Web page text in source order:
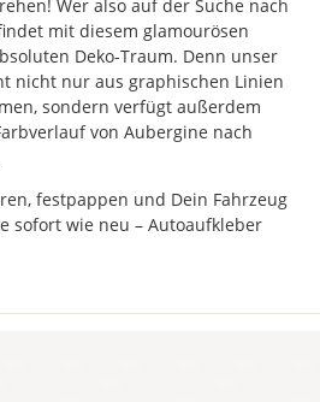
Wer also auf der Suche nach
mit diesem glamourösen
Deko-Traum. Denn unser
nicht nur aus graphischen Linien
sondern verfügt außerdem
von Aubergine nach
festpappen und Dein Fahrzeug
sofort wie neu – Autoaufkleber